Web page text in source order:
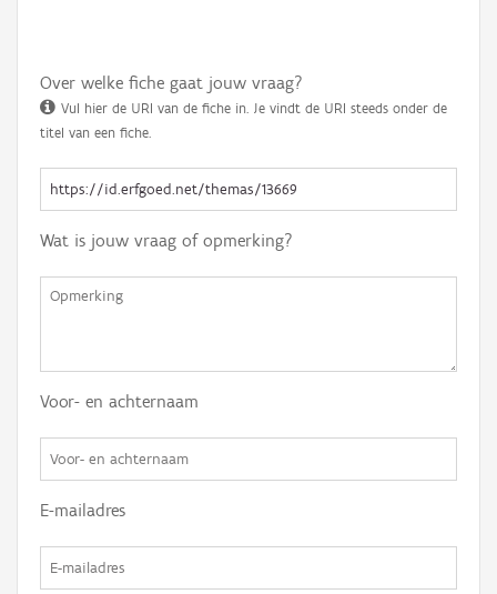
Over welke fiche gaat jouw vraag?
Vul hier de URI van de fiche in. Je vindt de URI steeds onder de
titel van een fiche.
Wat is jouw vraag of opmerking?
Voor- en achternaam
E-mailadres